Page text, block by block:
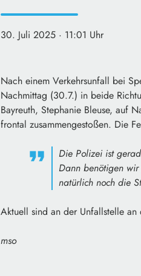
30. Juli 2025 · 11:01 Uhr
Nach einem Verkehrsunfall bei
Nachmittag (30.7.) in beide
Bayreuth, Stephanie Bleuse, auf
frontal zusammengestoßen. Die
Die Polizei ist
Dann benötigen
natürlich noch die
Aktuell sind an der Unfallstelle
mso